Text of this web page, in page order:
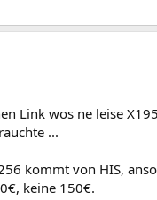
Link wos ne leise
...
kommt von HIS,
keine 150€.